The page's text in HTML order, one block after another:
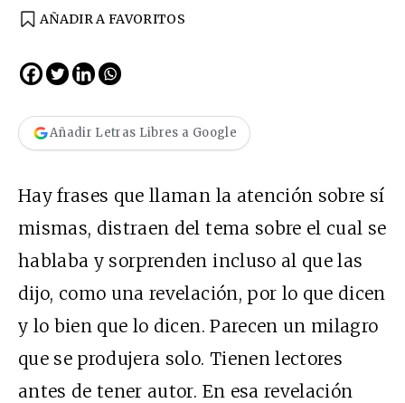
AÑADIR A FAVORITOS
Añadir Letras Libres a Google
Hay frases que llaman la atención sobre sí
mismas, distraen del tema sobre el cual se
hablaba y sorprenden incluso al que las
dijo, como una revelación, por lo que dicen
y lo bien que lo dicen. Parecen un milagro
que se produjera solo. Tienen lectores
antes de tener autor. En esa revelación